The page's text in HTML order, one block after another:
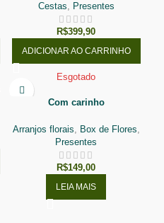
Cestas, Presentes
R$399,90
ADICIONAR AO CARRINHO
Esgotado
Com carinho
Arranjos florais, Box de Flores,
Presentes
R$149,00
LEIA MAIS